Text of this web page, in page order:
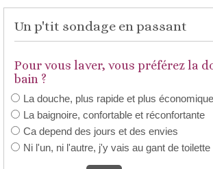
Un p'tit sondage en passant
Pour vous laver, vous préférez la
bain ?
La douche, plus rapide et plus économique
La baignoire, confortable et réconfortante
Ca depend des jours et des envies
Ni l'un, ni l'autre, j'y vais au gant de toilette